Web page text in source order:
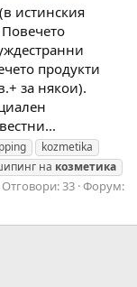
истинския
продукти
за някои).
kozmetika
на козметика
Отговори: 33 Форум: